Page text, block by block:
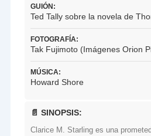
GUIÓN:
Ted Tally sobre la novela de
FOTOGRAFÍA:
Tak Fujimoto (Imágenes Orion
MÚSICA:
Howard Shore
📄 SINOPSIS:
Clarice M. Starling es una